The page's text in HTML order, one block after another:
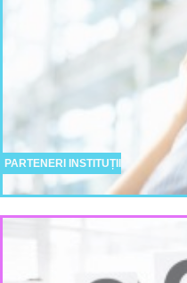
PARTENERI INSTITUȚII